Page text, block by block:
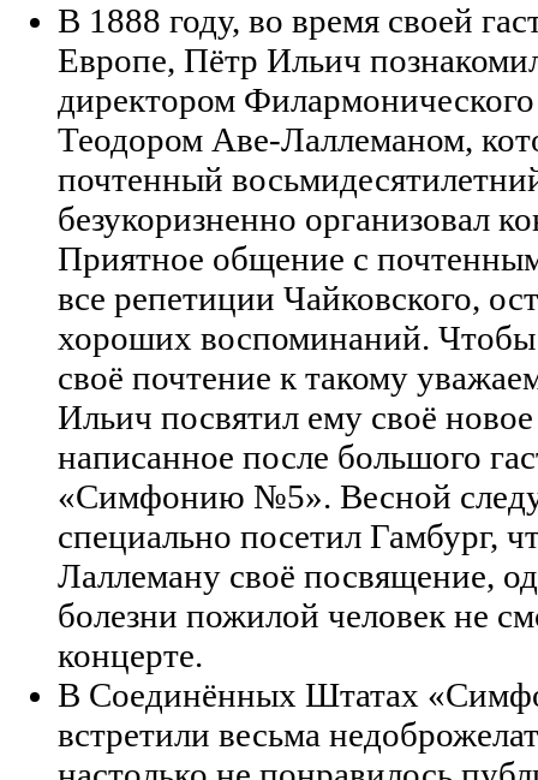
В 1888 году, во время своей
Европе, Пётр Ильич
директором
Теодором Аве-Лаллеманом,
почтенный
безукоризненно организовал
Приятное общение с
все репетиции Чайковского,
хороших воспоминаний. Чтобы
своё почтение к такому
Ильич посвятил ему своё
написанное после большого
«Симфонию №5». Весной
специально посетил Гамбург,
Лаллеману своё посвящение,
болезни пожилой человек не
концерте.
В Соединённых Штатах
встретили весьма